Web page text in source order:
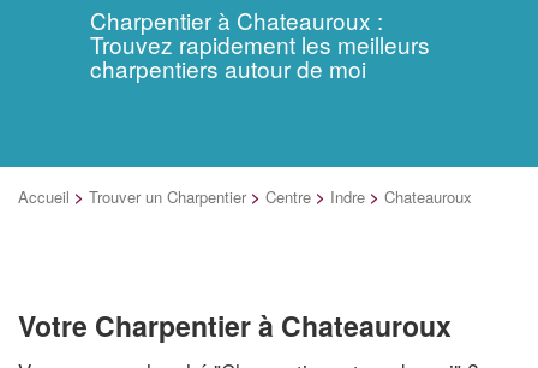
Charpentier à Chateauroux :
Trouvez rapidement les meilleurs
charpentiers autour de moi
Accueil > Trouver un Charpentier > Centre > Indre > Chateauroux
Votre Charpentier à Chateauroux